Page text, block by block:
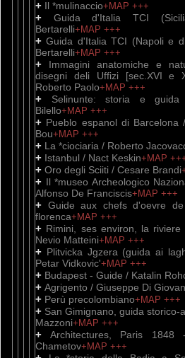
+ Il *mulinaccio+MAP +++
+ Guida d'Italia TCI
Bertarelli+MAP +++
+Guida d'Italia TCI (Napoli e
Bertarelli+MAP +++
+ Immagini anatomiche e
disegni deli Uffizi [sec.XVI e
Roberto Paolo+MAP +++
+
Selinunte: storia e guida
Bilello+MAP +++
+ Pueblo espanol di Barcelona
Bou+MAP +++
+ La *ciociaria / Roberto
+ Istanbul / Nact Keskin+MAP
+ Oro degli Sciiti / Cesare Brandi
+ Il *museo Archeologico
Alfonso De Franciscis+MAP +++
+ Guide aux chefs d'oevre
florenca+MAP +++
+ Rimini, ses environ, la
Nevio Matteini+MAP +++
+ Plitvicka Jgzera (guida ai
Petar Vidkovic'+MAP +++
+ Budapest - Guide / Katalin
+ Agrigento / Giuseppe Di
+ Perù precolombiano+MAP +++
+ San Gimignano, guida storico-
Mazzoni+MAP +++
+Architectures, Paris 1848
Chametov+MAP +++